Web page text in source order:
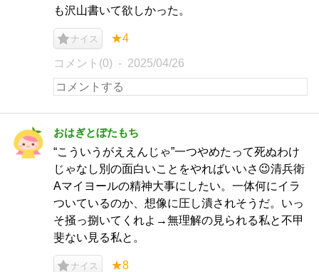
も沢山書いて欲しかった。
ナイス ★4
コメント(0) 2025/04/26
おはぎとぼたもち
“こういうがええんじゃ”一つやめたって死ぬわけ
じゃなし別の面白いことをやればいいさ😉清兵衛
Aマイヨールの精神大事にしたい。一体何にイラ
ついているのか、想像に圧し潰されそうだ。いっ
そ掻っ捌いてくれよ→無理解の見られる私と不甲
斐ない見る私と。
ナイス ★8